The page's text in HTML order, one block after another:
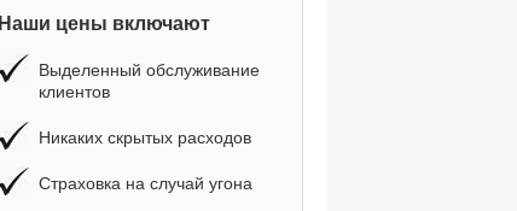
Наши цены включают
Выделенный обслуживание
клиентов
Никаких скрытых расходов
Страховка на случай угона